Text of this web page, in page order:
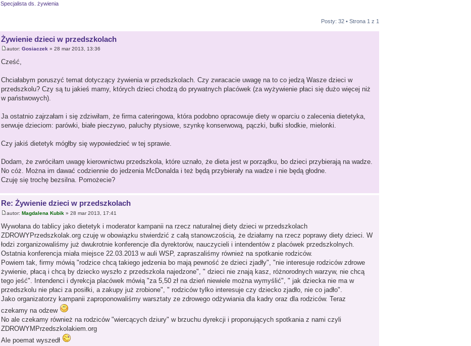
Specjalista ds. żywienia
Posty: 32 • Strona 1 z 1
Żywienie dzieci w przedszkolach
autor: Gosiaczek » 28 mar 2013, 13:36
Cześć,
Chciałabym poruszyć temat dotyczący żywienia w przedszkolach. Czy zwracacie uwagę na to co jedzą Wasze dzieci w
przedszkolu? Czy są tu jakieś mamy, których dzieci chodzą do prywatnych placówek (za wyżywienie płaci się dużo więcej niż
w państwowych).
Ja ostatnio zajrzałam i się zdziwiłam, że firma cateringowa, która podobno opracowuje diety w oparciu o zalecenia dietetyka,
serwuje dzieciom: parówki, białe pieczywo, paluchy ptysiowe, szynkę konserwową, pączki, bułki słodkie, mielonki.
Czy jakiś dietetyk mógłby się wypowiedzieć w tej sprawie.
Dodam, że zwróciłam uwagę kierownictwu przedszkola, które uznało, że dieta jest w porządku, bo dzieci przybierają na wadze.
No cóż. Można im dawać codziennie do jedzenia McDonalda i też będą przybierały na wadze i nie będą głodne.
Czuję się trochę bezsilna. Pomożecie?
Re: Żywienie dzieci w przedszkolach
autor: Magdalena Kubik» 28 mar 2013, 17:41
Wywołana do tablicy jako dietetyk i moderator kampanii na rzecz naturalnej diety dzieci w przedszkolach
ZDROWYPrzedszkolak.org czuję w obowiązku stwierdzić z całą stanowczością, że działamy na rzecz poprawy diety dzieci. W
łodzi zorganizowaliśmy już dwukrotnie konferencje dla dyrektorów, nauczycieli i intendentów z placówek przedszkolnych.
Ostatnia konferencja miała miejsce 22.03.2013 w auli WSP, zapraszaliśmy również na spotkanie rodziców.
Powiem tak, firmy mówią "rodzice chcą takiego jedzenia bo mają pewność że dzieci zjadły", "nie interesuje rodziców zdrowe
żywienie, płacą i chcą by dziecko wyszło z przedszkola najedzone", " dzieci nie znają kasz, różnorodnych warzyw, nie chcą
tego jeść". Intendenci i dyrekcja placówek mówią "za 5,50 zł na dzień niewiele można wymyślić", " jak dziecka nie ma w
przedszkolu nie płaci za posiłki, a zakupy już zrobione", " rodziców tylko interesuje czy dziecko zjadło, nie co jadło".
Jako organizatorzy kampanii zaproponowaliśmy warsztaty ze zdrowego odżywiania dla kadry oraz dla rodziców. Teraz
czekamy na odzew
No ale czekamy również na rodziców "wiercących dziury" w brzuchu dyrekcji i proponujących spotkania z nami czyli
ZDROWYMPrzedszkolakiem.org
Ale poemat wyszedł